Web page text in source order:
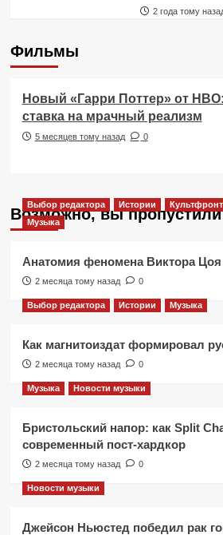
2 года тому
Фильмы
Фильмы
Новый «Гарри Поттер» от
ставка на мрачный реализм
5 месяцев тому назад 0
Возможно, вы пропустили
Выбор редактора Истории Культфронт
Музыка
Анатомия феномена Виктора Цоя
2 месяца тому назад 0
Выбор редактора Истории Музыка
Как магнитоиздат формировал
2 месяца тому назад 0
Музыка Новости музыки
Бристольский напор: как Split
современный пост-хардкор
2 месяца тому назад 0
Новости музыки
Джейсон Ньюстед победил рак